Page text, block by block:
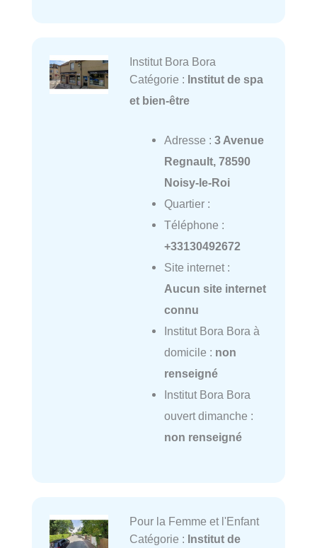
Institut Bora Bora
Catégorie : Institut de spa
et bien-être
Adresse : 3 Avenue
Regnault, 78590
Noisy-le-Roi
Quartier :
Téléphone :
+33130492672
Site internet :
Aucun site internet
connu
Institut Bora Bora à
domicile : non
renseigné
Institut Bora Bora
ouvert dimanche :
non renseigné
Pour la Femme et l'Enfant
Catégorie : Institut de